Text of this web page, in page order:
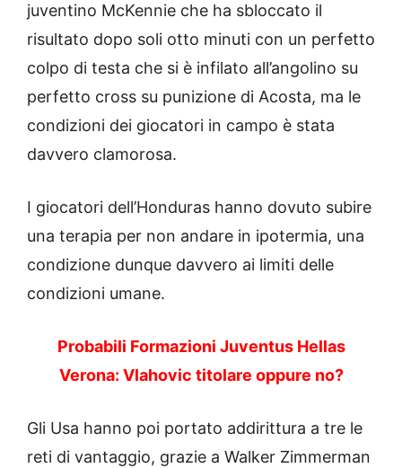
juventino McKennie che ha sbloccato il
risultato dopo soli otto minuti con un perfetto
colpo di testa che si è infilato all’angolino su
perfetto cross su punizione di Acosta, ma le
condizioni dei giocatori in campo è stata
davvero clamorosa.
I giocatori dell’Honduras hanno dovuto subire
una terapia per non andare in ipotermia, una
condizione dunque davvero ai limiti delle
condizioni umane.
Probabili Formazioni Juventus Hellas
Verona: Vlahovic titolare oppure no?
Gli Usa hanno poi portato addirittura a tre le
reti di vantaggio, grazie a Walker Zimmerman